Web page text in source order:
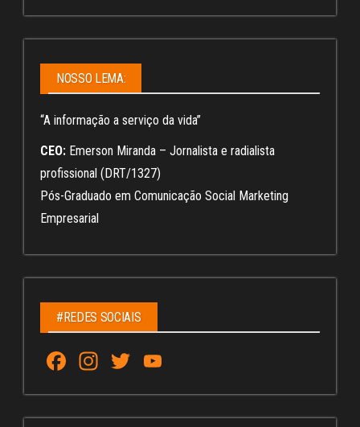
NOSSO LEMA:
“A informação a serviço da vida”
CEO: Emerson Miranda – Jornalista e radialista
profissional (DRT/1327)
Pós-Graduado em Comunicação Social Marketing
Empresarial
#REDES SOCIAIS
Fa
ce
bo
In
st
ag
T
wi
tt
u
Tu